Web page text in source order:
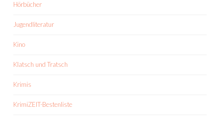
Hörbücher
Jugendliteratur
Kino
Klatsch und Tratsch
Krimis
KrimiZEIT-Bestenliste